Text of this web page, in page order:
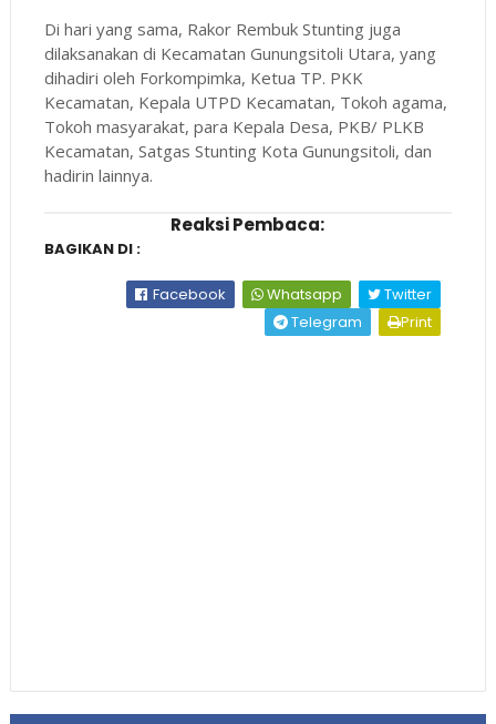
Di hari yang sama, Rakor Rembuk Stunting juga
dilaksanakan di Kecamatan Gunungsitoli Utara, yang
dihadiri oleh Forkompimka, Ketua TP. PKK
Kecamatan, Kepala UTPD Kecamatan, Tokoh agama,
Tokoh masyarakat, para Kepala Desa, PKB/ PLKB
Kecamatan, Satgas Stunting Kota Gunungsitoli, dan
hadirin lainnya.
Reaksi Pembaca:
BAGIKAN DI :
Facebook Whatsapp
Twitter
Telegram
Print